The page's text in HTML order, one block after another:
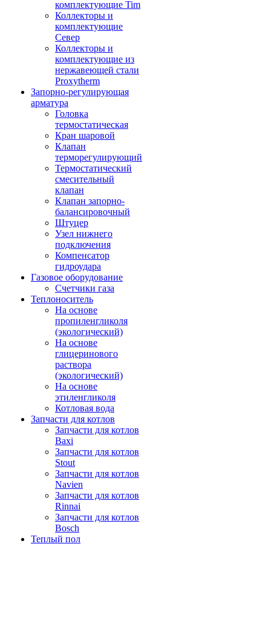
комплектующие Tim
Коллекторы и
комплектующие
Север
Коллекторы и
комплектующие из
нержавеющей стали
Proxytherm
Запорно-регулирующая
арматура
Головка
термостатическая
Кран шаровой
Клапан
терморегулирующий
Термостатический
смесительный
клапан
Клапан запорно-
балансировочный
Штуцер
Узел нижнего
подключения
Компенсатор
гидроудара
Газовое оборудование
Счетчики газа
Теплоноситель
На основе
пропиленгликоля
(экологический)
На основе
глицеринового
раствора
(экологический)
На основе
этиленгликоля
Котловая вода
Запчасти для котлов
Запчасти для котлов
Baxi
Запчасти для котлов
Stout
Запчасти для котлов
Navien
Запчасти для котлов
Rinnai
Запчасти для котлов
Bosch
Теплый пол